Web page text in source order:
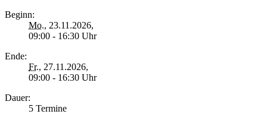
Beginn:
Mo., 23.11.2026,
09:00 - 16:30 Uhr
Ende:
Fr., 27.11.2026,
09:00 - 16:30 Uhr
Dauer:
5 Termine